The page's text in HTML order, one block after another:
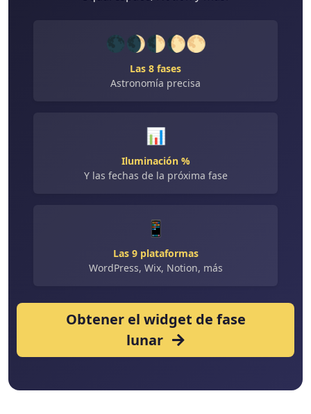
🌑🌒🌓🌔🌕
Las 8 fases
Astronomía precisa
📊
Iluminación %
Y las fechas de la próxima fase
📱
Las 9 plataformas
WordPress, Wix, Notion, más
Obtener el widget de fase
lunar